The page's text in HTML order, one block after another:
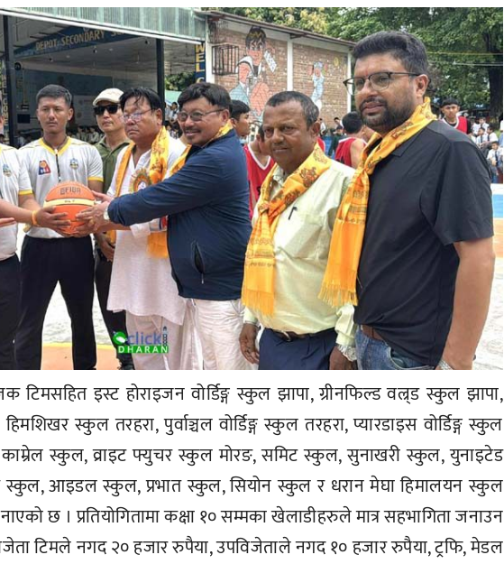
इस्ट होराइजन वोर्डिङ्ग स्कुल झापा, ग्रीनफिल्ड वल्र्ड स्कुल झापा,
स्कुल तरहरा, पुर्वाञ्चल वोर्डिङ्ग स्कुल तरहरा, प्यारडाइस वोर्डिङ्ग स्कुल
काम्रेल स्कुल, व्राइट फ्युचर स्कुल मोरङ, समिट स्कुल, सुनाखरी स्कुल, युनाइटेड
स्कुल, आइडल स्कुल, प्रभात स्कुल, सियोन स्कुल र धरान मेघा हिमालयन स्कुल
छ । प्रतियोगितामा कक्षा १० सम्मका खेलाडीहरुले मात्र सहभागिता जनाउन
टिमले नगद २० हजार रुपैया, उपविजेताले नगद १० हजार रुपैया, ट्रफि, मेडल